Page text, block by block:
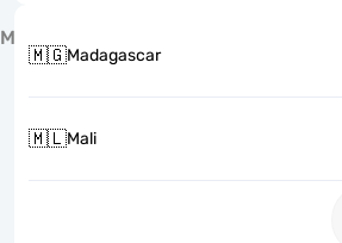
M
🇲🇬Madagascar
🇲🇱Mali